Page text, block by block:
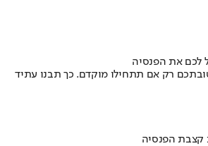
לכם את הפנסיה
רק אם תתחילו מוקדם. כך תבנו עתיד
קצבת הפנסיה